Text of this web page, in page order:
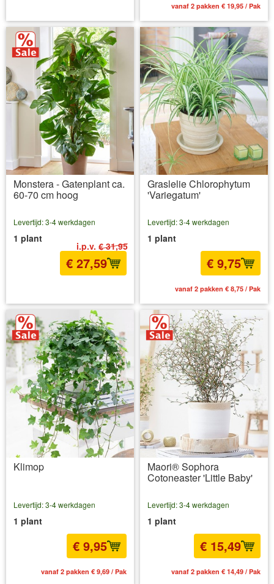
vanaf 2 pakken € 19,95 / Pak
Monstera - Gatenplant ca.
60-70 cm hoog
i.p.v. € 31,95
Levertijd: 3-4 werkdagen
1 plant
€ 27,59
Graslelie Chlorophytum
'Variegatum'
Levertijd: 3-4 werkdagen
1 plant
€ 9,75
vanaf 2 pakken € 8,75 / Pak
Klimop
Levertijd: 3-4 werkdagen
1 plant
€ 9,95
vanaf 2 pakken € 9,69 / Pak
Maori® Sophora
Cotoneaster 'Little Baby'
Levertijd: 3-4 werkdagen
1 plant
€ 15,49
vanaf 2 pakken € 14,49 / Pak